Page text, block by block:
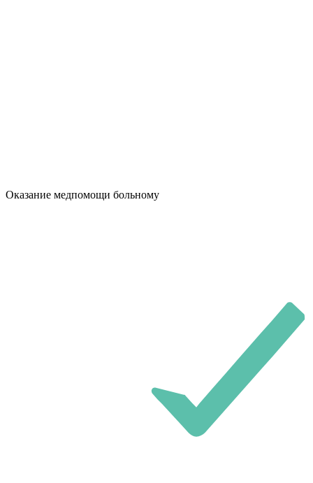
Оказание медпомощи больному